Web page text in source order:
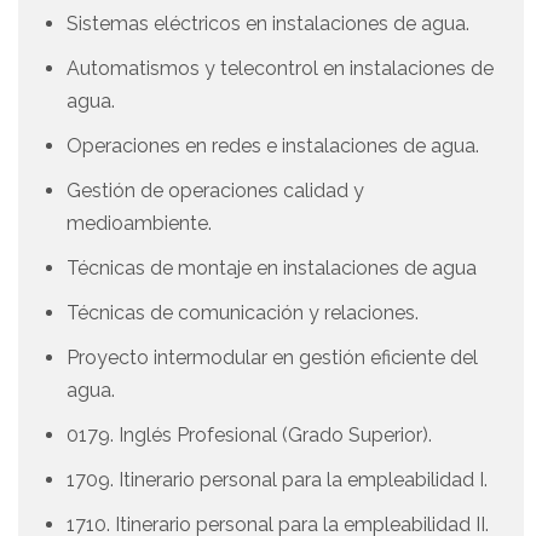
Sistemas eléctricos en instalaciones de agua.
Automatismos y telecontrol en instalaciones de
agua.
Operaciones en redes e instalaciones de agua.
Gestión de operaciones calidad y
medioambiente.
Técnicas de montaje en instalaciones de agua
Técnicas de comunicación y relaciones.
Proyecto intermodular en gestión eficiente del
agua.
0179. Inglés Profesional (Grado Superior).
1709. Itinerario personal para la empleabilidad I.
1710. Itinerario personal para la empleabilidad II.